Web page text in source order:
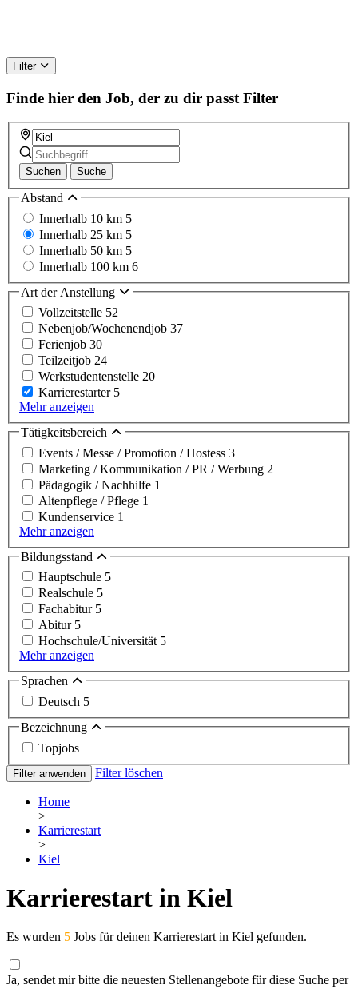
Filter
Finde hier den Job, der zu dir passt Filter
Suchen Suche
Abstand
Innerhalb 10 km 5
Innerhalb 25 km 5
Innerhalb 50 km 5
Innerhalb 100 km 6
Art der Anstellung
Vollzeitstelle 52
Nebenjob/Wochenendjob 37
Ferienjob 30
Teilzeitjob 24
Werkstudentenstelle 20
Karrierestarter 5
Mehr anzeigen
Tätigkeitsbereich
Events / Messe / Promotion / Hostess 3
Marketing / Kommunikation / PR / Werbung 2
Pädagogik / Nachhilfe 1
Altenpflege / Pflege 1
Kundenservice 1
Mehr anzeigen
Bildungsstand
Hauptschule 5
Realschule 5
Fachabitur 5
Abitur 5
Hochschule/Universität 5
Mehr anzeigen
Sprachen
Deutsch 5
Bezeichnung
Topjobs
Filter anwenden Filter löschen
Home
>
Karrierestart
>
Kiel
Karrierestart in Kiel
Es wurden 5 Jobs für deinen Karrierestart in Kiel gefunden.
Ja, sendet mir bitte die neuesten Stellenangebote für diese Suche per